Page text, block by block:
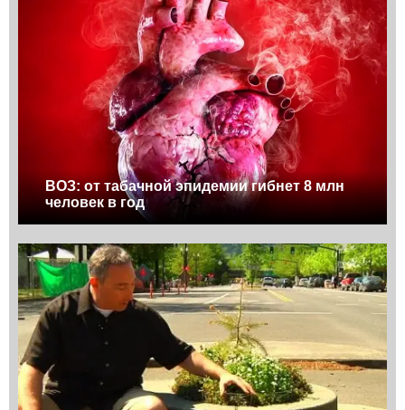
ВОЗ: от табачной эпидемии гибнет 8 млн
человек в год